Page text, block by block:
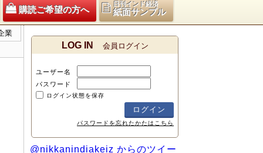
購読ご希望の方へ
日刊インド経済
紙面サンプル
業
LOG IN 会員ログイン
ユーザー名
パスワード
ログイン状態を保存
パスワードを忘れたかたはこちら
@nikkanindiakeiz からのツイー